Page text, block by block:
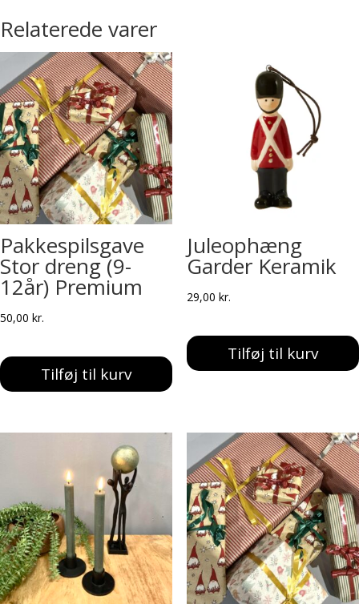
Relaterede varer
Pakkespilsgave
Stor dreng (9-
12år) Premium
50,00 kr.
Tilføj til kurv
Juleophæng
Garder Keramik
29,00 kr.
Tilføj til kurv